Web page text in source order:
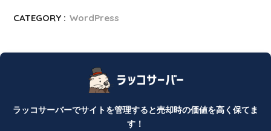
CATEGORY : WordPress
ラッコサーバーでサイトを管理すると売却時の価値を高く保てま
す！